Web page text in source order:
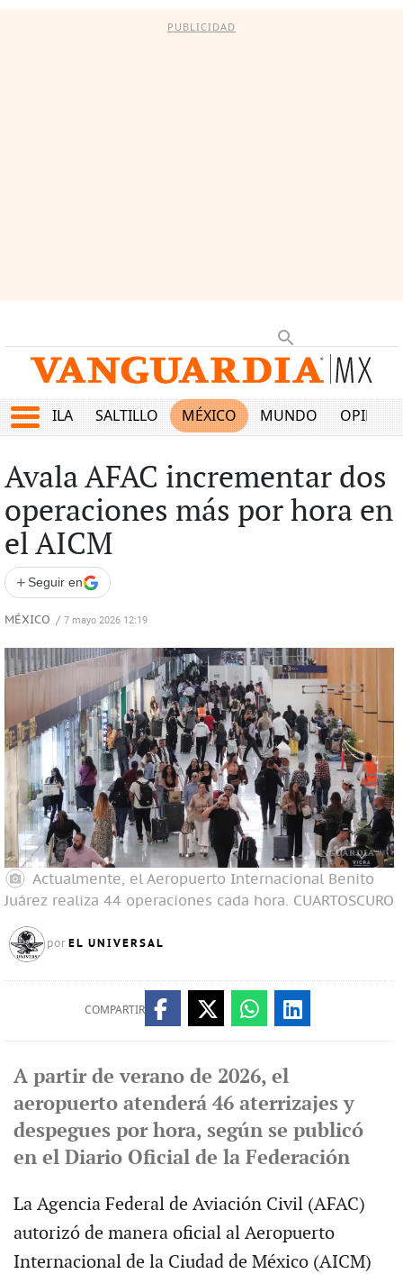
PUBLICIDAD
COAHUILA SALTILLO MÉXICO MUNDO OPINIÓN
Avala AFAC incrementar dos
operaciones más por hora en
el AICM
+ Seguir en
MÉXICO / 7 mayo 2026 12:19
Actualmente, el Aeropuerto Internacional Benito
Juárez realiza 44 operaciones cada hora. CUARTOSCURO
por EL UNIVERSAL
COMPARTIR
A partir de verano de 2026, el
aeropuerto atenderá 46 aterrizajes y
despegues por hora, según se publicó
en el Diario Oficial de la Federación
La Agencia Federal de Aviación Civil (AFAC)
autorizó de manera oficial al Aeropuerto
Internacional de la Ciudad de México (AICM)